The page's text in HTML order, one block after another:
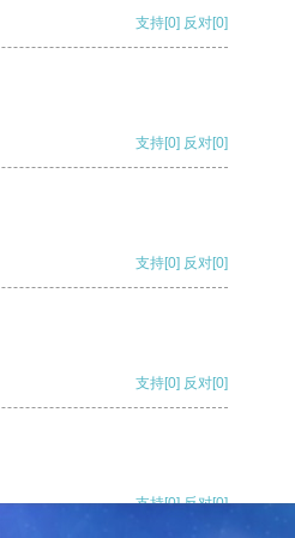
支持[0] 反对[0]
支持[0] 反对[0]
支持[0] 反对[0]
支持[0] 反对[0]
支持[0] 反对[0]